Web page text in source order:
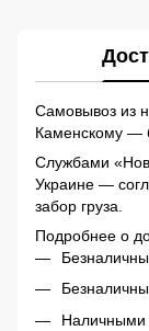
Самовывоз из
Каменскому —
Службами
Украине —
забор груза.
Подробнее о
Наличными